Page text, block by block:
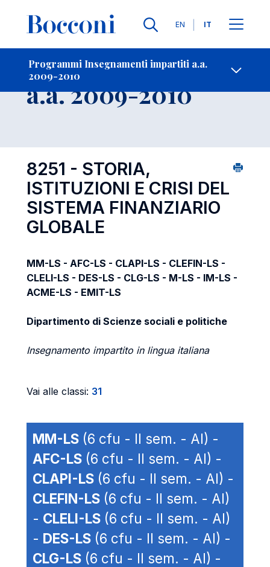
Lingue
EN IT
Programmi Insegnamenti impartiti a.a.
2009-2010
-
Insegnamento
a.a. 2009-2010
8251 - STORIA,
ISTITUZIONI E CRISI DEL
SISTEMA FINANZIARIO
GLOBALE
MM-LS - AFC-LS - CLAPI-LS - CLEFIN-LS -
CLELI-LS - DES-LS - CLG-LS - M-LS - IM-LS -
ACME-LS - EMIT-LS
Dipartimento di Scienze sociali e politiche
Insegnamento impartito in lingua italiana
Vai alle classi: 31
MM-LS (6 cfu - II sem. - AI) -
AFC-LS (6 cfu - II sem. - AI) -
CLAPI-LS (6 cfu - II sem. - AI) -
CLEFIN-LS (6 cfu - II sem. - AI)
- CLELI-LS (6 cfu - II sem. - AI)
- DES-LS (6 cfu - II sem. - AI) -
CLG-LS (6 cfu - II sem. - AI) -